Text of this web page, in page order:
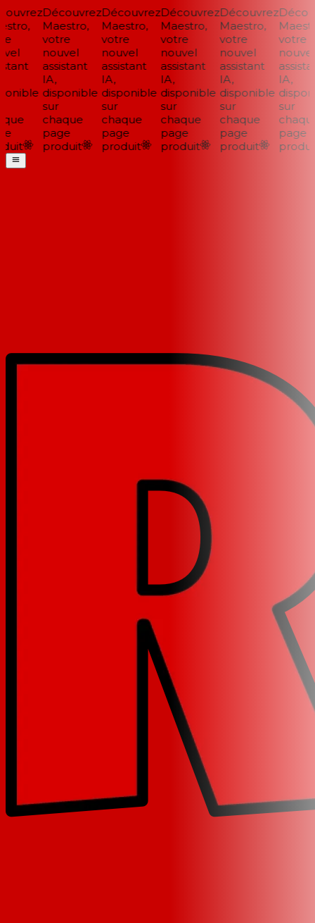
Découvrez
Maestro,
votre
nouvel
assistant
IA,
disponible
sur
chaque
page
produit
Découvrez
Maestro,
votre
nouvel
assistant
IA,
disponible
sur
chaque
page
produit
Découvrez
Maestro,
votre
nouvel
assistant
IA,
disponible
sur
chaque
page
produit
Découvrez
Maestro,
votre
nouvel
assistant
IA,
disponible
sur
chaque
page
produit
votre
nouvel
IA,
sur
chaque
page
produit